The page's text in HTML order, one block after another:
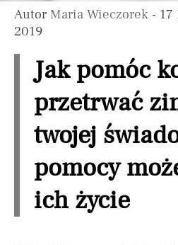
Autor Maria Wieczorek - 17
2019
Jak pomóc
przetrwać
twojej
pomocy
ich życie